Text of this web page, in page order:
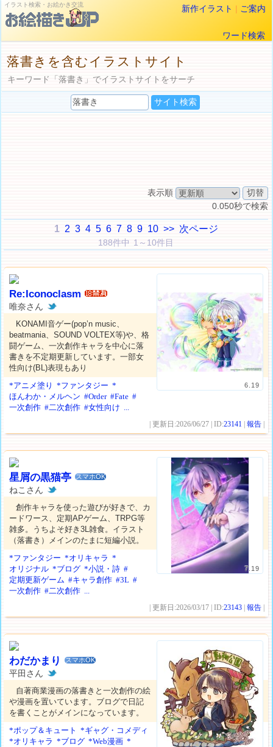
イラスト検索・お絵かき交流 新作イラスト | ご案内
ワード検索
落書きを含むイラストサイト
キーワード「落書き」でイラストサイトをサーチ
表示順
0.050秒で検索
1 2 3 4 5 6 7 8 9 10 >> 次ページ
188件中 1～10件目
6.19
Re:Iconoclasm
唯奈さん
KONAMI音ゲー(pop’n music、
beatmania、SOUND VOLTEX等)や、格
闘ゲーム、一次創作キャラを中心に落
書きを不定期更新しています。一部女
性向け(BL)表現もあり
*アニメ塗り
*ファンタジー *
ほんわか・メルヘン #Order #Fate #
一次創作 #二次創作 #女性向け ...
| 更新日:2026/06/27 | ID:23141 |報告
7.19
星屑の黒猫亭 スマホOK
ねこさん
創作キャラを使った遊びが好きで、カ
ードワース、定期APゲーム、TRPG等
雑多。うちよそ好き3L雑食。イラスト
（落書き）メインのたまに短編小説。
*ファンタジー *オリキャラ *
オリジナル *ブログ *小説・詩 #
定期更新ゲーム #キャラ創作 #3L #
一次創作 #二次創作 ...
| 更新日:2026/03/17 | ID:23143 |報告
わだかまり スマホOK
平田さん
自著商業漫画の落書きと一次創作の絵
や漫画を置いています。ブログで日記
を書くことがメインになっています。
*ポップ＆キュート
*ギャグ・コメディ
*オリキャラ *ブログ *Web漫画 *